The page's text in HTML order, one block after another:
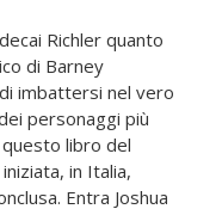
Richler quanto
di Barney
imbattersi nel vero
personaggi più
libro del
in Italia,
Entra Joshua